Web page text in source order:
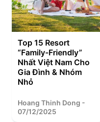
Top 15 Resort
“Family-Friendly”
Nhất Việt Nam Cho
Gia Đình & Nhóm
Nhỏ
Hoang Thinh Dong -
07/12/2025